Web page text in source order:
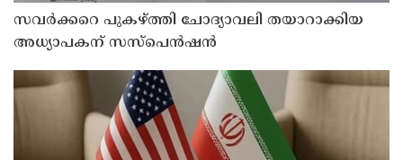
സവര്‍ക്കറെ പുകഴ്ത്തി ചോദ്യാവലി തയാറാക്കിയ
അധ്യാപകന് സസ്‌പെന്‍ഷന്‍